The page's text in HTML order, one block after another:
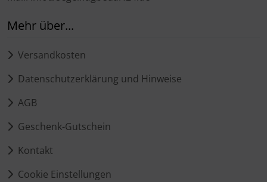
Mehr über...
Versandkosten
Datenschutzerklärung und Hinweise
AGB
Geschenk-Gutschein
Kontakt
Cookie Einstellungen